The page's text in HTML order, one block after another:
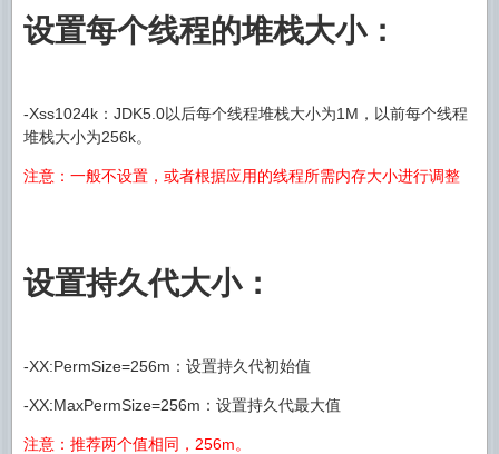
设置每个线程的堆栈大小：
-Xss1024k：JDK5.0以后每个线程堆栈大小为1M，以前每个线程
堆栈大小为256k。
注意：一般不设置，或者根据应用的线程所需内存大小进行调整
设置持久代大小：
-XX:PermSize=256m：设置持久代初始值
-XX:MaxPermSize=256m：设置持久代最大值
注意：推荐两个值相同，256m。